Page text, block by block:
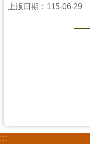
動
政
上版日期：115-06-29
:::